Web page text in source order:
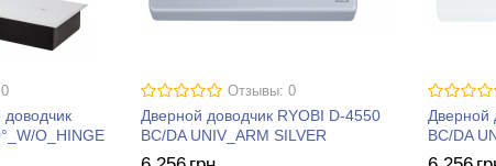
O_HINGE
Отзывы: 0
Дверной доводчик RYOBI D-4550
BC/DA UNIV_ARM SILVER
Дверной
BC/DA